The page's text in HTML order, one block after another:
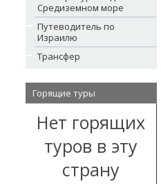
Средиземном море
Путеводитель по
Израилю
Трансфер
Горящие туры
Нет горящих
туров в эту
страну